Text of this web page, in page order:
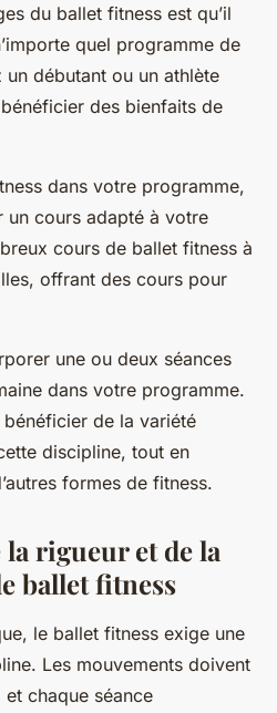
du ballet fitness est qu’il
quel programme de
débutant ou un athlète
des bienfaits de
dans votre programme,
cours adapté à votre
cours de ballet fitness à
offrant des cours pour
une ou deux séances
dans votre programme.
de la variété
discipline, tout en
formes de fitness.
la rigueur et de la
ballet fitness
le ballet fitness exige une
Les mouvements doivent
chaque séance